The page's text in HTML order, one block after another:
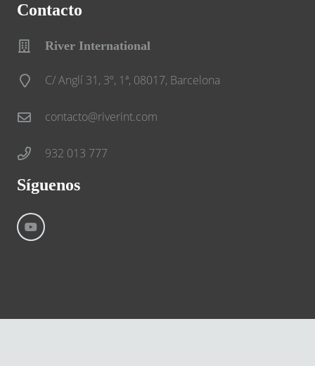
Contacto
River International
C/ Anglí 31, 3º, 1ª, 08017, Barcelona
contacto@riverint.com
932 013 777
Síguenos